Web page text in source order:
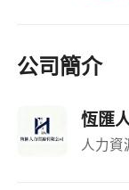
公司簡介
恆匯
人力資